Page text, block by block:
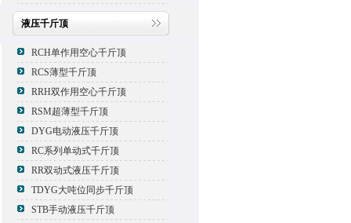
液压千斤顶
RCH单作用空心千斤顶
RCS薄型千斤顶
RRH双作用空心千斤顶
RSM超薄型千斤顶
DYG电动液压千斤顶
RC系列单动式千斤顶
RR双动式液压千斤顶
TDYG大吨位同步千斤顶
STB手动液压千斤顶